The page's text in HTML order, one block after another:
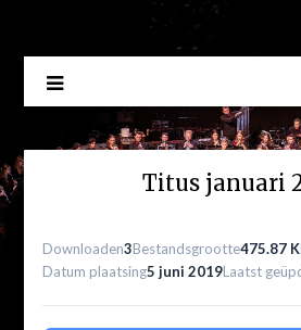
Titus januari
Downloaden3Bestandsgrootte475.87
Datum plaatsing5 juni 2019Laatst